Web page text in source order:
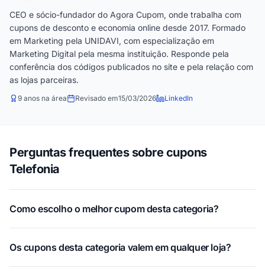
CEO e sócio-fundador do Agora Cupom, onde trabalha com
cupons de desconto e economia online desde 2017. Formado
em Marketing pela UNIDAVI, com especialização em
Marketing Digital pela mesma instituição. Responde pela
conferência dos códigos publicados no site e pela relação com
as lojas parceiras.
9 anos na área Revisado em15/03/2026 LinkedIn
Perguntas frequentes sobre cupons
Telefonia
Como escolho o melhor cupom desta categoria?
Os cupons desta categoria valem em qualquer loja?